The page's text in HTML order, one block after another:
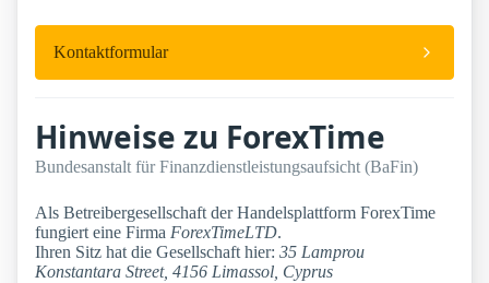
Kontaktformular
Hinweise zu ForexTime
Bundesanstalt für Finanzdienstleistungsaufsicht (BaFin)
Als Betreibergesellschaft der Handelsplattform ForexTime
fungiert eine Firma ForexTimeLTD.
Ihren Sitz hat die Gesellschaft hier: 35 Lamprou
Konstantara Street, 4156 Limassol, Cyprus